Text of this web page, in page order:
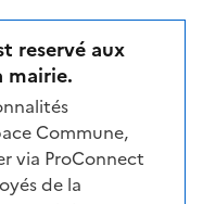
reservé aux
mairie.
Commune,
via ProConnect
de la